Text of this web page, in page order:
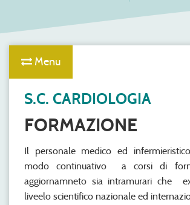
Menu
S.C. CARDIOLOGIA
FORMAZIONE
Il personale medico ed
modo continuativo a corsi di
aggiornamneto sia intramurari che
liveelo scientifico nazionale ed